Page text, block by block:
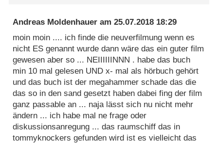
Andreas Moldenhauer am25.07.2018 18:29
moin moin .... ich finde die neuverfilmung wenn es
nicht ES genannt wurde dann wäre das ein guter film
gewesen aber so ... NEIIIIIINNN . habe das buch
min 10 mal gelesen UND x- mal als hörbuch gehört
und das buch ist der megahammer schade das die
das so in den sand gesetzt haben dabei fing der film
ganz passable an ... naja lässt sich nu nicht mehr
ändern ... ich habe mal ne frage oder
diskussionsanregung ... das raumschiff das in
tommyknockers gefunden wird ist es vielleicht das